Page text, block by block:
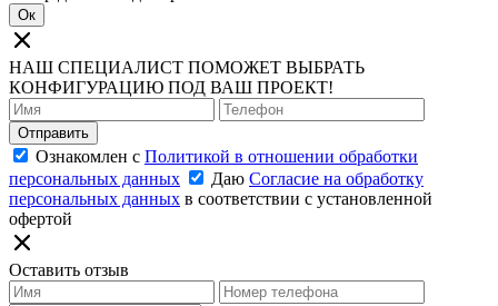
Ок
НАШ СПЕЦИАЛИСТ ПОМОЖЕТ ВЫБРАТЬ
КОНФИГУРАЦИЮ ПОД ВАШ ПРОЕКТ!
Отправить
Ознакомлен с Политикой в отношении обработки
персональных данных
Даю Согласие на обработку
персональных данных в соответствии с установленной
офертой
Оставить отзыв